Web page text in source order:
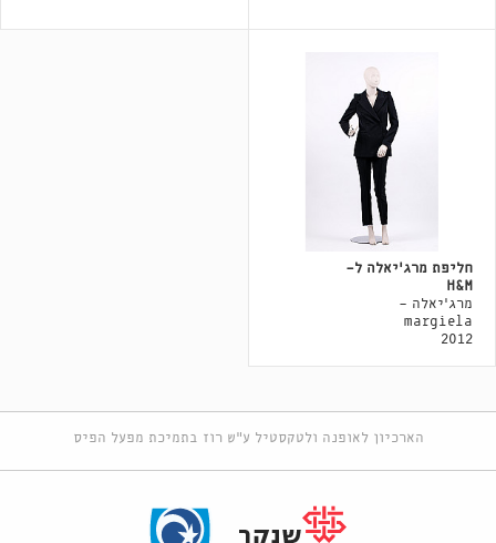
חליפת מרג'יאלה ל-
H&M
מרג'יאלה -
margiela
2012
הארכיון לאופנה ולטקסטיל ע"ש רוז בתמיכת מפעל הפיס